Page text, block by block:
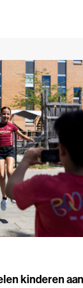
kinderen aan